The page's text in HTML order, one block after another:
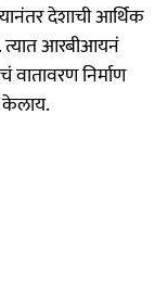
देशाची आर्थिक
त्यात आरबीआयनं
निर्माण